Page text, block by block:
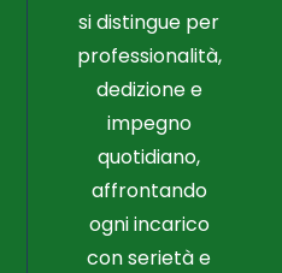
si distingue per
professionalità,
dedizione e
impegno
quotidiano,
affrontando
ogni incarico
con serietà e